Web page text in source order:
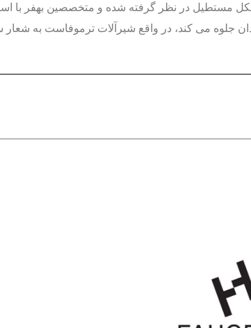
جلوه می کند، در واقع شیرآلات ترموفاست به